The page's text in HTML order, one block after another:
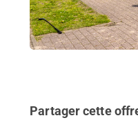
Partager cette